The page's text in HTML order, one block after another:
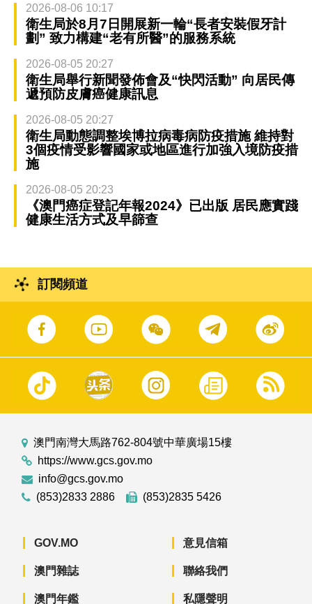
2026-08-06 10:17
衛生局於8月7日開展新一輪“長者安裝假牙計
劃” 致力構建“老有所醫”的服務系統
2026-08-05 20:27
衛生局舉行新聞發佈會及“快閃活動” 向居民傳
遞預防皮膚癌健康訊息
2026-08-05 20:27
衛生局動態調整埃博拉病毒病防疫措施 維持對
3個疫情受影響國家或地區進行加強入境防疫措
施
2026-08-05 20:23
《澳門癌症登記年報2024》已出版 居民應實踐
健康生活方式及早篩查
訂閱頻道
澳門南灣大馬路762-804號中華廣場15樓
https://www.gcs.gov.mo
info@gcs.gov.mo
(853)2833 2886
(853)2835 5426
GOV.MO
澳門雜誌
澳門年鑑
意見信箱
聯絡我們
私隱聲明